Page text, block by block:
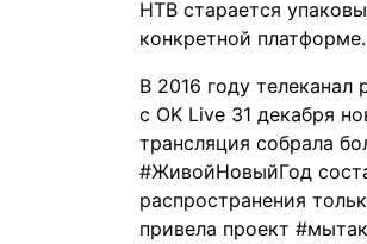
НТВ старается
конкретной платформе.
В 2016 году
с OK Live 31 декабря
трансляция собрала
#ЖивойНовыйГод
распространения
привела проект